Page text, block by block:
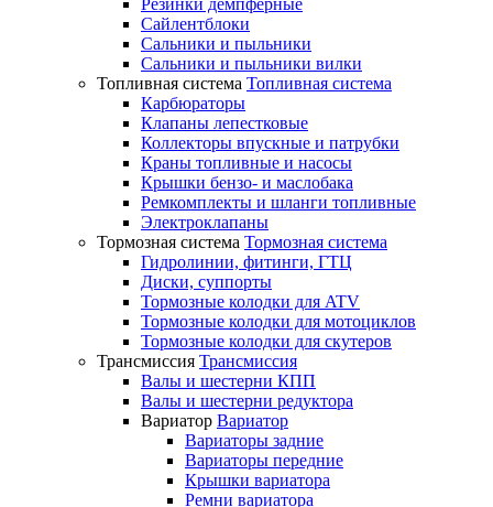
Резинки демпферные
Сайлентблоки
Сальники и пыльники
Сальники и пыльники вилки
Топливная система Топливная система
Карбюраторы
Клапаны лепестковые
Коллекторы впускные и патрубки
Краны топливные и насосы
Крышки бензо- и маслобака
Ремкомплекты и шланги топливные
Электроклапаны
Тормозная система Тормозная система
Гидролинии, фитинги, ГТЦ
Диски, суппорты
Тормозные колодки для ATV
Тормозные колодки для мотоциклов
Тормозные колодки для скутеров
Трансмиссия Трансмиссия
Валы и шестерни КПП
Валы и шестерни редуктора
Вариатор Вариатор
Вариаторы задние
Вариаторы передние
Крышки вариатора
Ремни вариатора